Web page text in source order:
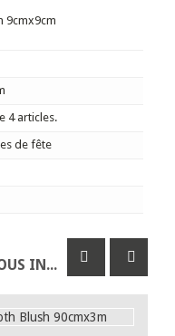
9cmx9cm
4 articles.
de fête
PRODUITS POUVANT AUSSI VOUS INTÉRESSER